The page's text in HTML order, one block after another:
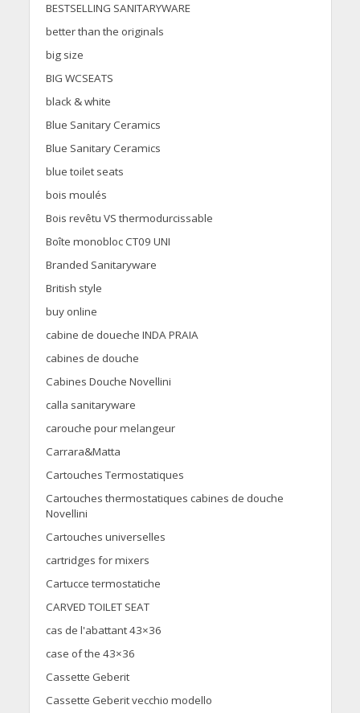
BESTSELLING SANITARYWARE
better than the originals
big size
BIG WCSEATS
black & white
Blue Sanitary Ceramics
Blue Sanitary Ceramics
blue toilet seats
bois moulés
Bois revêtu VS thermodurcissable
Boîte monobloc CT09 UNI
Branded Sanitaryware
British style
buy online
cabine de doueche INDA PRAIA
cabines de douche
Cabines Douche Novellini
calla sanitaryware
carouche pour melangeur
Carrara&Matta
Cartouches Termostatiques
Cartouches thermostatiques cabines de douche
Novellini
Cartouches universelles
cartridges for mixers
Cartucce termostatiche
CARVED TOILET SEAT
cas de l'abattant 43×36
case of the 43×36
Cassette Geberit
Cassette Geberit vecchio modello